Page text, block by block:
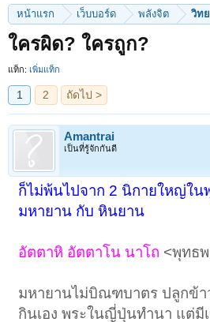
หน้าแรก เว็บบอร์ด พลังจิต วิท
ใครผิด? ใครถูก?
แท็ก: เพิ่มแท็ก
1 2 ถัดไป >
Amantrai
เป็นที่รู้จักกันดี
ก็ไม่พ้นไปจาก 2 นิกายใหญ่ใน
มหายาน กับ หินยาน
อัตตาหิ อัตตาโน นาโถ <พุทธ
มหายานไม่บิณฑบาตร ปลูกข้า
กินเอง พระในญี่ปุ่นทำนา แต่มี